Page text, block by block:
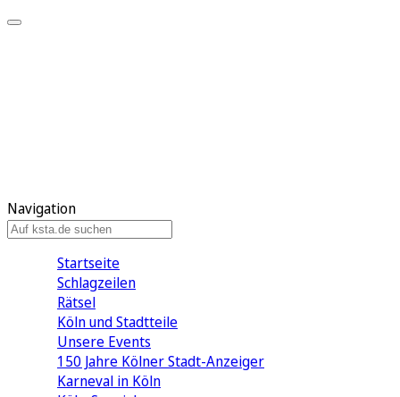
Navigation
Startseite
Schlagzeilen
Rätsel
Köln und Stadtteile
Unsere Events
150 Jahre Kölner Stadt-Anzeiger
Karneval in Köln